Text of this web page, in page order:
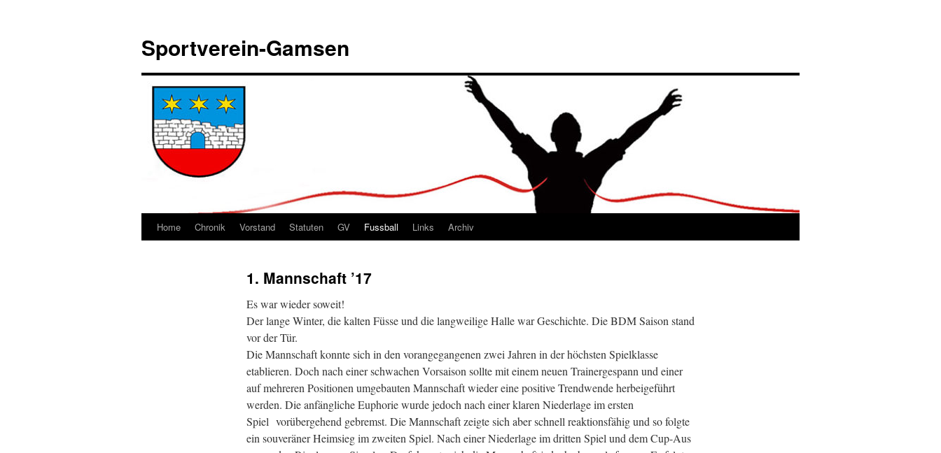
Sportverein-Gamsen
Springe
Home Chronik Vorstand Statuten GV Fussball Links Archiv
1. Mannschaft ’17
Es war wieder soweit!
Der lange Winter, die kalten Füsse und die langweilige Halle war Geschichte. Die BDM Saison stand
vor der Tür.
Die Mannschaft konnte sich in den vorangegangenen zwei Jahren in der höchsten Spielklasse
etablieren. Doch nach einer schwachen Vorsaison sollte mit einem neuen Trainergespann und einer
auf mehreren Positionen umgebauten Mannschaft wieder eine positive Trendwende herbeigeführt
werden. Die anfängliche Euphorie wurde jedoch nach einer klaren Niederlage im ersten
Spiel vorübergehend gebremst. Die Mannschaft zeigte sich aber schnell reaktionsfähig und so folgte
ein souveräner Heimsieg im zweiten Spiel. Nach einer Niederlage im dritten Spiel und dem Cup-Aus